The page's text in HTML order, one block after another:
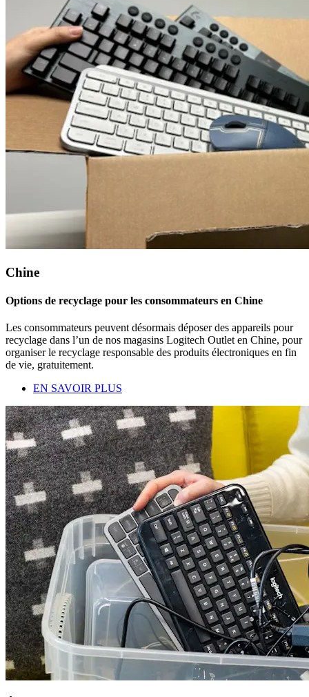
Chine
Options de recyclage pour les consommateurs en Chine
Les consommateurs peuvent désormais déposer des appareils pour
recyclage dans l’un de nos magasins Logitech Outlet en Chine, pour
organiser le recyclage responsable des produits électroniques en fin
de vie, gratuitement.
EN SAVOIR PLUS